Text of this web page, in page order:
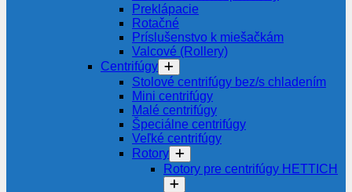
Preklápacie
Rotačné
Príslušenstvo k miešačkám
Valcové (Rollery)
Centrifúgy
Stolové centrifúgy bez/s chladením
Mini centrifúgy
Malé centrifúgy
Špeciálne centrifúgy
Veľké centrifúgy
Rotory
Rotory pre centrifúgy HETTICH